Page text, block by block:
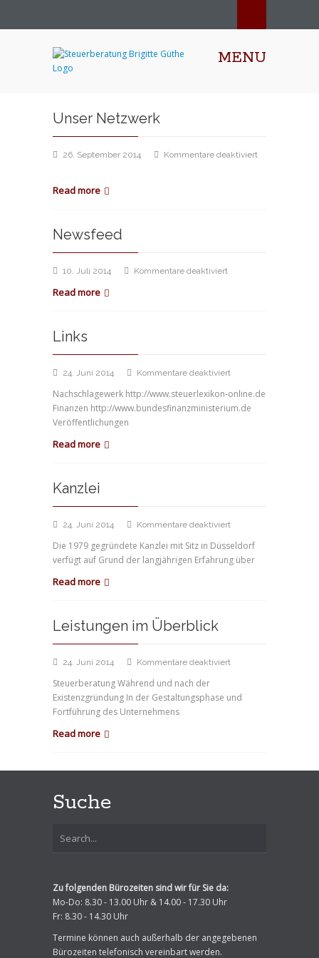
MENU
Unser Netzwerk
26. September 2014
Kommentare deaktiviert
Netzwerk
Read more
Newsfeed
10. Juli 2014 Kommentare deaktiviertfür
Read more
Links
24. Juni 2014 Kommentare deaktiviertfür
Nachschlagewerk http://www.steuerlexikon-online.de
Finanzen http://www.bundesfinanzministerium.de
Veröffentlichungen
Read more
Kanzlei
24. Juni 2014 Kommentare deaktiviertfür
Die 1979 gegründete Kanzlei mit Sitz in Düsseldorf
verfügt auf Grund der langjährigen Erfahrung über
Read more
Leistungen im Überblick
24. Juni 2014 Kommentare deaktiviertfür
Steuerberatung Während und nach der
Existenzgründung In der Gestaltungsphase und
Fortführung des Unternehmens
Read more
Suche
Zu folgenden Bürozeiten sind wir für Sie da:
Mo-Do: 8.30 - 13.00 Uhr & 14.00 - 17.30 Uhr
Fr: 8.30 - 14.30 Uhr
Termine können auch außerhalb der angegebenen
Bürozeiten telefonisch vereinbart werden.